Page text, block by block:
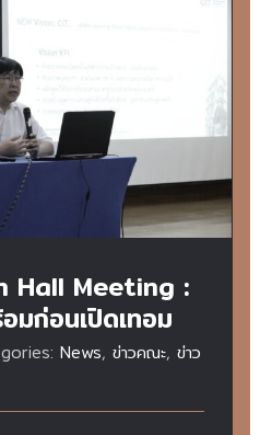
Meeting : เตรียมความ
นเปิดเทอม
Hall Meeting :
มก่อนเปิดเทอม
News, ข่าวคณะ, ข่าว